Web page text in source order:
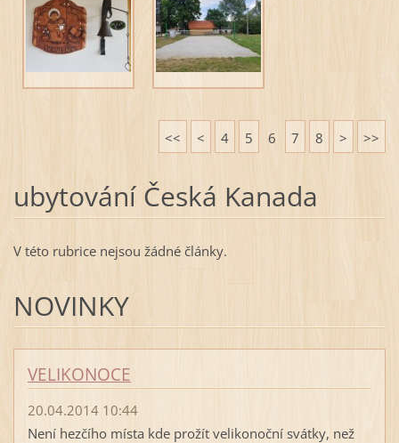
<< < 4 5 6 7 8 > >>
ubytování Česká Kanada
V této rubrice nejsou žádné články.
NOVINKY
VELIKONOCE
20.04.2014 10:44
Není hezčího místa kde prožít velikonoční svátky, než